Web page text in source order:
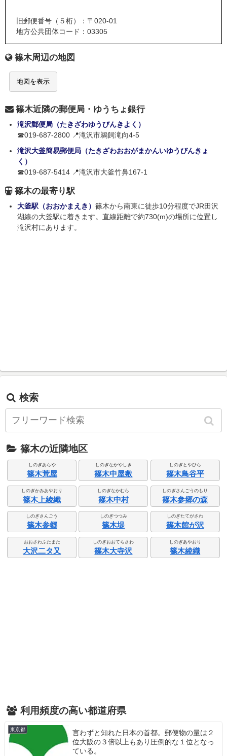
旧郵便番号（５桁）：〒020-01
地方公共団体コード：03305
篠木周辺の地図
地図を表示
篠木近隣の郵便局・ゆうちょ銀行
滝沢郵便局（たきざわゆうびんきよく）
☎019-687-2800 📍滝沢市鵜飼滝向4-5
滝沢大釜簡易郵便局（たきざわおおがまかんいゆうびんきょ
く）
☎019-687-5414 📍滝沢市大釜竹鼻167-1
篠木の最寄り駅
大釜駅（おおかまえき） 篠木から南東に徒歩10分程度でJR田沢
湖線の大釜駅に着きます。直線距離で約730(m)の場所に位置し
滝沢村にあります。
検索
篠木の近隣地区
しのぎあらや
篠木荒屋
しのぎなかやしき
篠木中屋敷
しのぎとやひら
篠木鳥谷平
しのぎかみあやおり
篠木上綾織
しのぎなかむら
篠木中村
しのぎさんごうのもり
篠木参郷の森
しのぎさんごう
篠木参郷
しのぎつつみ
篠木堤
しのぎたてがさわ
篠木館が沢
おおさわふたまた
大沢二タ又
しのぎおおてらさわ
篠木大寺沢
しのぎあやおり
篠木綾織
利用頻度の高い都道府県
東京都
言わずと知れた日本の首都。郵便物の量は２
位大阪の３倍以上もあり圧倒的な１位となっ
ている。